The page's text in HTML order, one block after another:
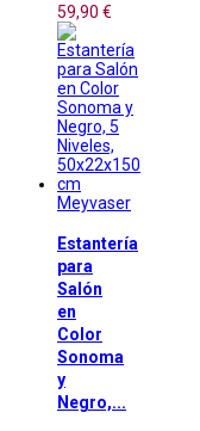
59,90 €
Meyvaser
Estantería
para
Salón
en
Color
Sonoma
y
Negro,...